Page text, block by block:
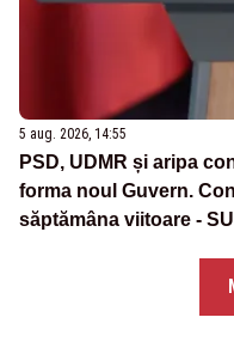
5 aug. 2026, 14:55
PSD, UDMR și aripa
forma noul Guvern.
săptămâna viitoare -